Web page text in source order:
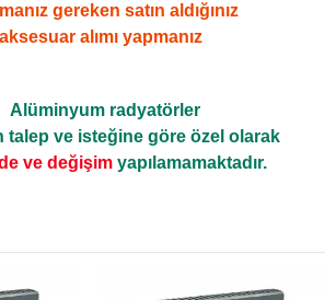
gereken satın aldığınız
alımı yapmanız
Alüminyum radyatörler
talep ve isteğine göre özel olarak
ve değişim yapılamamaktadır.